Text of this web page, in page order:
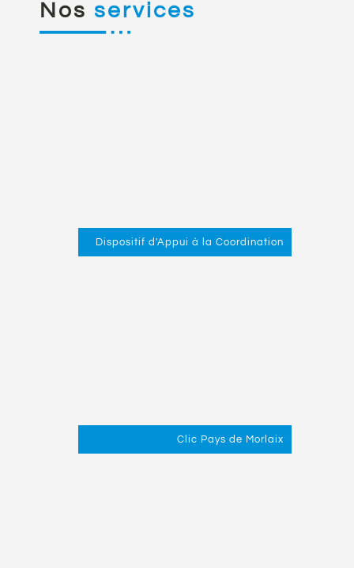
Nos services
Dispositif d'Appui à la Coordination
Clic Pays de Morlaix